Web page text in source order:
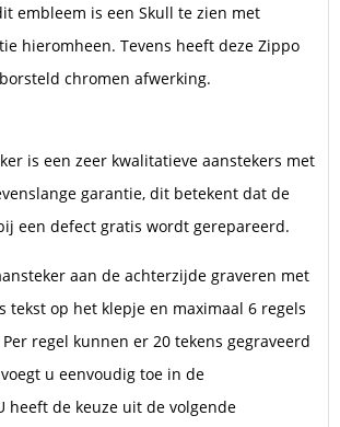
embleem is een Skull te zien met
hieromheen. Tevens heeft deze Zippo
chromen afwerking.
is een zeer kwalitatieve aanstekers met
garantie, dit betekent dat de
een defect gratis wordt gerepareerd.
aan de achterzijde graveren met
tekst op het klepje en maximaal 6 regels
regel kunnen er 20 tekens gegraveerd
u eenvoudig toe in de
heeft de keuze uit de volgende